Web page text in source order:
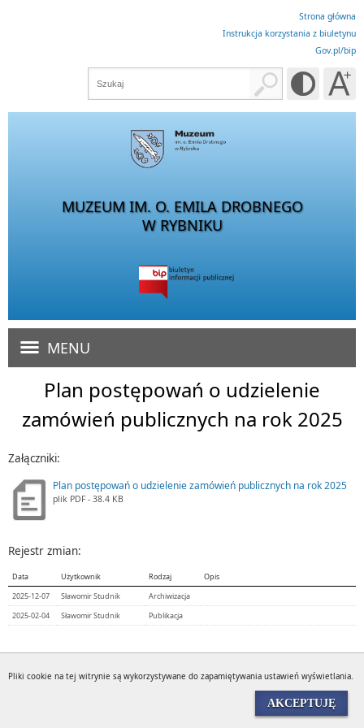
Strona główna
Instrukcja korzystania z biuletynu
Gov.pl/bip
MUZEUM IM. O. EMILA DROBNEGO
W RYBNIKU
MENU
Plan postępowań o udzielenie
zamówień publicznych na rok 2025
Załączniki:
Plan postępowań o udzielenie zamówień publicznych na rok 2025
plik PDF- 38.4 KB
Rejestr zmian:
Data Użytkownik Rodzaj
Opis
2025-12-07
Sławomir Studnik
Archiwizacja
2025-02-04
Sławomir Studnik Publikacja
Pliki cookie na tej witrynie są wykorzystywane do zapamiętywania ustawień wyświetlania.
AKCEPTUJĘ